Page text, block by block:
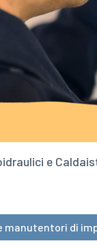
e
manutentori di